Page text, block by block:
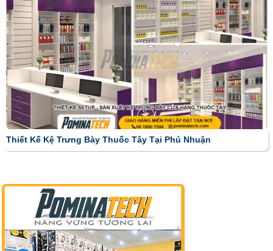
Thiết Kế Kệ Trưng Bày Thuốc Tây Tại Phú Nhuận